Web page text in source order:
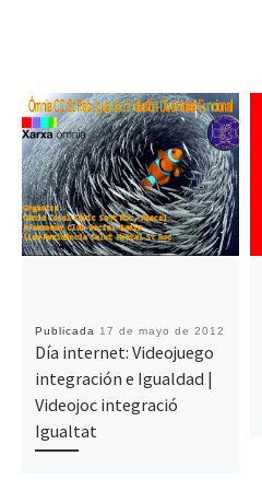
Publicada 17 de mayo de 2012
Día internet: Videojuego
integración e Igualdad |
Videojoc integració
Igualtat